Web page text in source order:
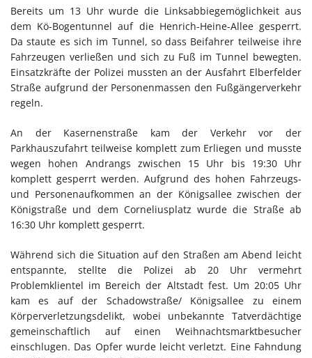
Bereits um 13 Uhr wurde die Linksabbiegemöglichkeit aus
dem Kö-Bogentunnel auf die Henrich-Heine-Allee gesperrt.
Da staute es sich im Tunnel, so dass Beifahrer teilweise ihre
Fahrzeugen verließen und sich zu Fuß im Tunnel bewegten.
Einsatzkräfte der Polizei mussten an der Ausfahrt Elberfelder
Straße aufgrund der Personenmassen den Fußgängerverkehr
regeln.
An der Kasernenstraße kam der Verkehr vor der
Parkhauszufahrt teilweise komplett zum Erliegen und musste
wegen hohen Andrangs zwischen 15 Uhr bis 19:30 Uhr
komplett gesperrt werden. Aufgrund des hohen Fahrzeugs-
und Personenaufkommen an der Königsallee zwischen der
Königstraße und dem Corneliusplatz wurde die Straße ab
16:30 Uhr komplett gesperrt.
Während sich die Situation auf den Straßen am Abend leicht
entspannte, stellte die Polizei ab 20 Uhr vermehrt
Problemklientel im Bereich der Altstadt fest. Um 20:05 Uhr
kam es auf der Schadowstraße/ Königsallee zu einem
Körperverletzungsdelikt, wobei unbekannte Tatverdächtige
gemeinschaftlich auf einen Weihnachtsmarktbesucher
einschlugen. Das Opfer wurde leicht verletzt. Eine Fahndung